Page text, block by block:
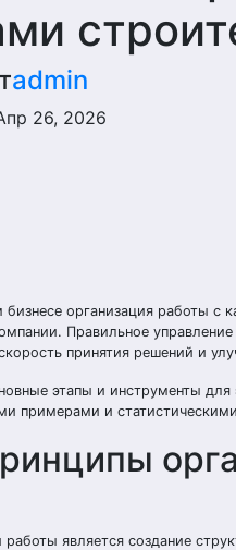
admin
26, 2026
организация работы с
Правильное
принятия решений и
этапы и инструменты
примерами и
является создание